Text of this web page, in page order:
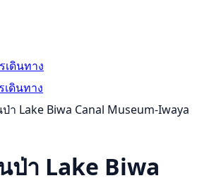
เดินทาง
เดินทาง
ป่า Lake Biwa Canal Museum-Iwaya
ป่า Lake Biwa